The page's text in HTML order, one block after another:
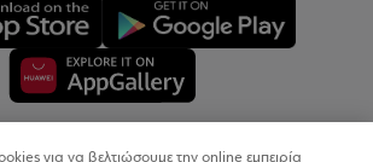
για να βελτιώσουμε την online εμπειρία